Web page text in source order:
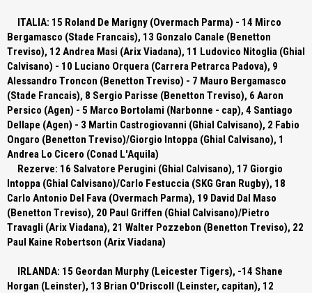
ITALIA: 15 Roland De Marigny (Overmach Parma) - 14 Mirco
Bergamasco (Stade Francais), 13 Gonzalo Canale (Benetton
Treviso), 12 Andrea Masi (Arix Viadana), 11 Ludovico Nitoglia (Ghial
Calvisano) - 10 Luciano Orquera (Carrera Petrarca Padova), 9
Alessandro Troncon (Benetton Treviso) - 7 Mauro Bergamasco
(Stade Francais), 8 Sergio Parisse (Benetton Treviso), 6 Aaron
Persico (Agen) - 5 Marco Bortolami (Narbonne - cap), 4 Santiago
Dellape (Agen) - 3 Martin Castrogiovanni (Ghial Calvisano), 2 Fabio
Ongaro (Benetton Treviso)/Giorgio Intoppa (Ghial Calvisano), 1
Andrea Lo Cicero (Conad L'Aquila)
Rezerve: 16 Salvatore Perugini (Ghial Calvisano), 17 Giorgio
Intoppa (Ghial Calvisano)/Carlo Festuccia (SKG Gran Rugby), 18
Carlo Antonio Del Fava (Overmach Parma), 19 David Dal Maso
(Benetton Treviso), 20 Paul Griffen (Ghial Calvisano)/Pietro
Travagli (Arix Viadana), 21 Walter Pozzebon (Benetton Treviso), 22
Paul Kaine Robertson (Arix Viadana)
IRLANDA: 15 Geordan Murphy (Leicester Tigers), -14 Shane
Horgan (Leinster), 13 Brian O'Driscoll (Leinster, capitan), 12